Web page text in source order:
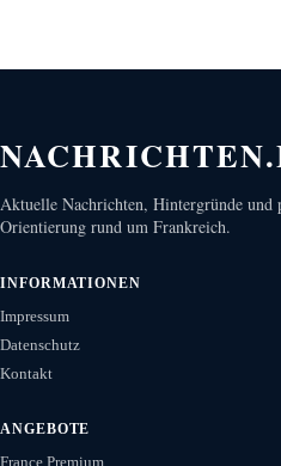
Aktuelle Nachrichten, Hintergründe und
Orientierung rund um Frankreich.
INFORMATIONEN
Impressum
Datenschutz
Kontakt
ANGEBOTE
France Premium